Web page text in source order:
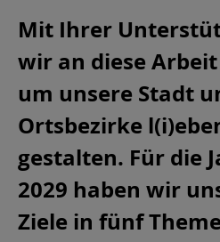
Mit Ihrer
wir an diese
um unsere Stadt
Ortsbezirke
gestalten. Für die
2029 haben wir
Ziele in fünf